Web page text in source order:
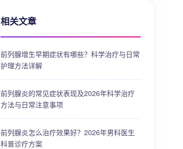
相关文章
前列腺增生早期症状有哪些？科学治疗与日常
护理方法详解
前列腺炎的常见症状表现及2026年科学治疗
方法与日常注意事项
前列腺炎怎么治疗效果好？2026年男科医生
科普诊疗方案